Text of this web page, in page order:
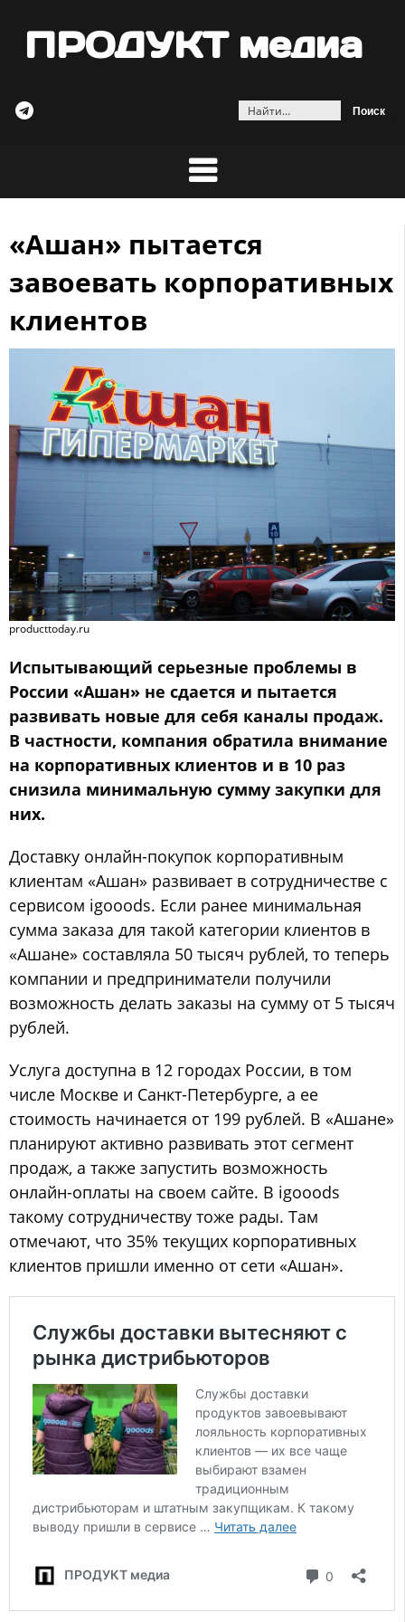
ПРОДУКТ медиа
Найти:
Skip
content
«Ашан» пытается
завоевать корпоративных
клиентов
producttoday.ru
Испытывающий серьезные проблемы в
России «Ашан» не сдается и пытается
развивать новые для себя каналы продаж.
В частности, компания обратила внимание
на корпоративных клиентов и в 10 раз
снизила минимальную сумму закупки для
них.
Доставку онлайн-покупок корпоративным
клиентам «Ашан» развивает в сотрудничестве с
сервисом igooods. Если ранее минимальная
сумма заказа для такой категории клиентов в
«Ашане» составляла 50 тысяч рублей, то теперь
компании и предприниматели получили
возможность делать заказы на сумму от 5 тысяч
рублей.
Услуга доступна в 12 городах России, в том
числе Москве и Санкт-Петербурге, а ее
стоимость начинается от 199 рублей. В «Ашане»
планируют активно развивать этот сегмент
продаж, а также запустить возможность
онлайн-оплаты на своем сайте. В igooods
такому сотрудничеству тоже рады. Там
отмечают, что 35% текущих корпоративных
клиентов пришли именно от сети «Ашан».